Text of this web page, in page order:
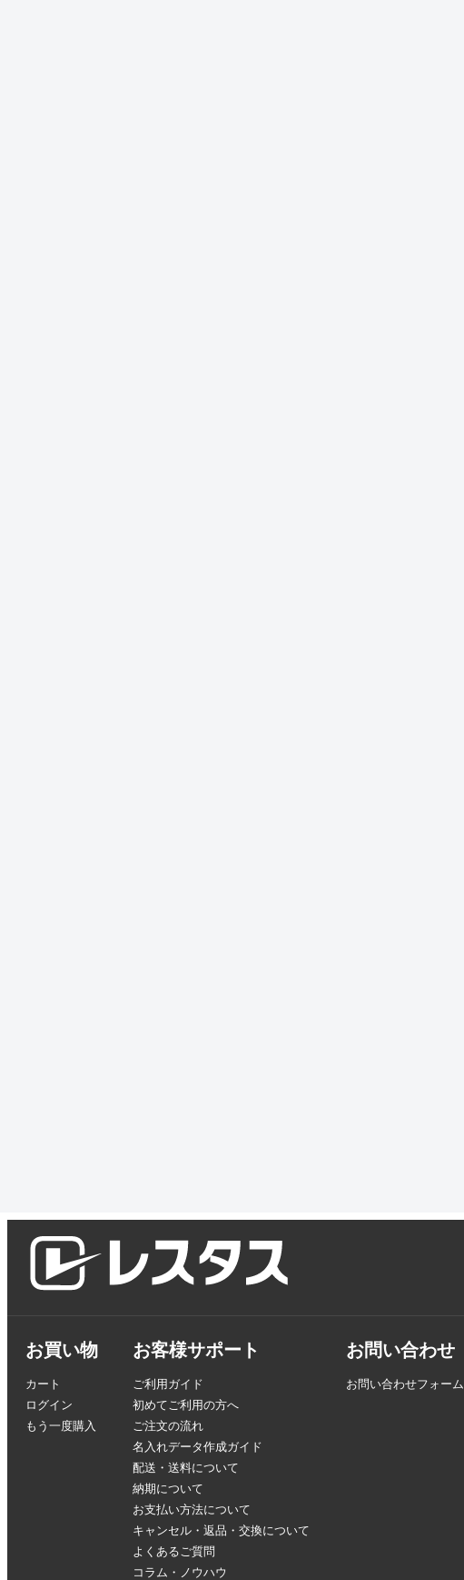
お買い物
カート
ログイン
もう一度購入
お客様サポート
ご利用ガイド
初めてご利用の方へ
ご注文の流れ
名入れデータ作成ガイド
配送・送料について
納期について
お支払い方法について
キャンセル・返品・交換について
よくあるご質問
コラム・ノウハウ
お問い合わせ
お問い合わせフォーム